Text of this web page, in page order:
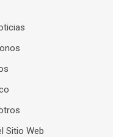
Sitio Web